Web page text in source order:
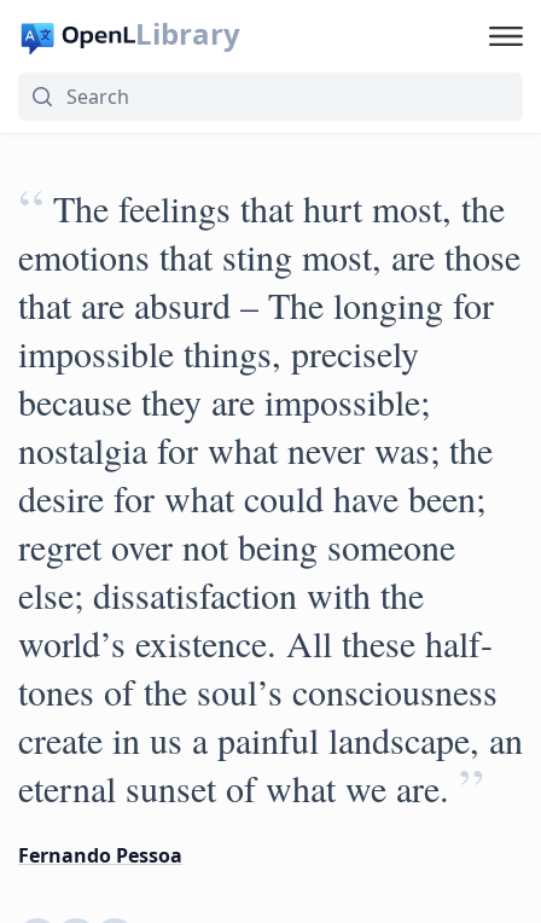
Library
“ The feelings that hurt most, the
emotions that sting most, are those
that are absurd – The longing for
impossible things, precisely
because they are impossible;
nostalgia for what never was; the
desire for what could have been;
regret over not being someone
else; dissatisfaction with the
world’s existence. All these half-
tones of the soul’s consciousness
create in us a painful landscape, an
eternal sunset of what we are. ”
Fernando Pessoa